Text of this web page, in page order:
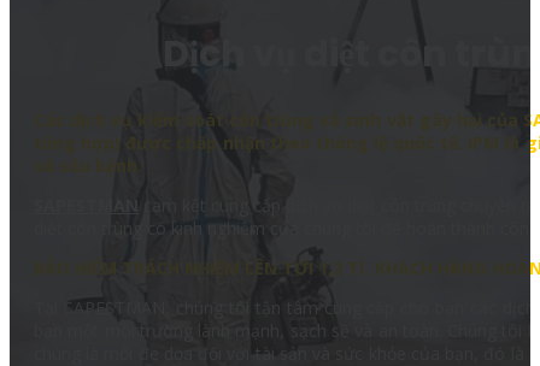
Dịch vụ diệt côn
Các dịch vụ kiểm soát côn trùng và sinh vật gây hại của
tổng hợp) được chấp nhận theo thông lệ quốc tế. IPM
cam kết cung cấp dịch vụ diệt côn trùng chuyên
diệt côn trùng có kinh nghiệm của chúng tôi để hoàn thành
BẢO HIỂM TRÁCH NHIỆM LÊN TỚI 1,2 TỈ. KHÁCH HÀNG
Tại SAPESTMAN, chúng tôi tận tâm cung cấp cho bạn các
bạn một môi trường lành mạnh, sạch sẽ và an toàn. Chúng
chúng là mối đe dọa đối với tài sản và sức khỏe của bạn, đó